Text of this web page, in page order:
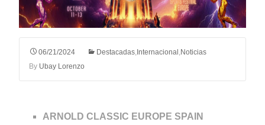
06/21/2024 Destacadas, Internacional ,Noticias
By Ubay Lorenzo
ARNOLD CLASSIC EUROPE SPAIN